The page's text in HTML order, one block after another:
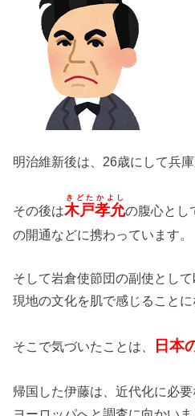
明治維新後は、26歳にして兵
その後は木戸孝允
きどたかよし
の腹心とし
の開通などに携わっています。
そして岩倉使節団の副使とし
現地の文化を肌で感じることに
そこで気づいたことは、 日本
帰国した伊藤は、近代化に必